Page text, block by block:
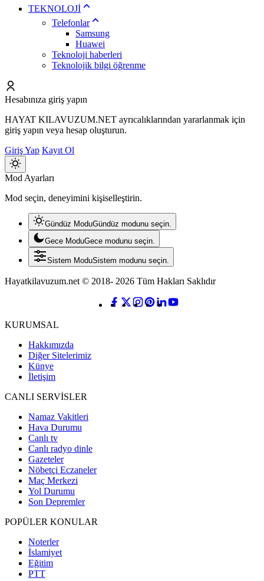
TEKNOLOJİ
Telefonlar
Samsung
Huawei
Teknoloji haberleri
Teknolojik bilgi öğrenme
Hesabınıza giriş yapın
HAYAT KILAVUZUM.NET ayrıcalıklarından yararlanmak için
giriş yapın veya hesap oluşturun.
Giriş Yap Kayıt Ol
Mod
değiştir
Mod Ayarları
Mod seçin, deneyimini kişiselleştirin.
Gündüz ModuGündüz modunu seçin.
Gece ModuGece modunu seçin.
Sistem ModuSistem modunu seçin.
Hayatkilavuzum.net © 2018- 2026 Tüm Hakları Saklıdır
KURUMSAL
Hakkımızda
Diğer Sitelerimiz
Künye
İletişim
CANLI SERVİSLER
Namaz Vakitleri
Hava Durumu
Canlı tv
Canlı radyo dinle
Gazeteler
Nöbetçi Eczaneler
Maç Merkezi
Yol Durumu
Son Depremler
POPÜLER KONULAR
Noterler
İslamiyet
Eğitim
PTT